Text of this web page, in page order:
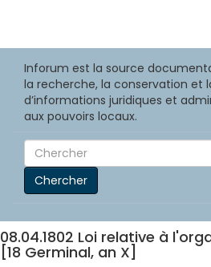
Inforum est la source
la recherche, la conservation et
d’informations juridiques et
aux pouvoirs locaux.
Chercher
08.04.1802 Loi relative à
[18 Germinal, an X]